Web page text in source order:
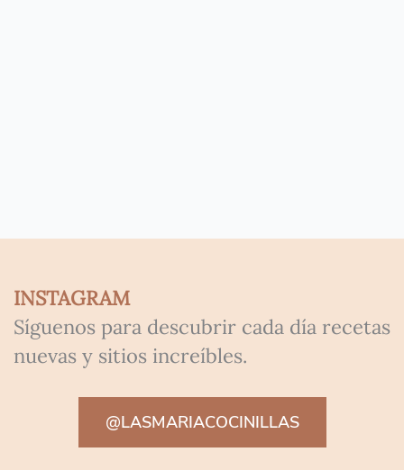
INSTAGRAM
Síguenos para descubrir cada día recetas
nuevas y sitios increíbles.
@LASMARIACOCINILLAS